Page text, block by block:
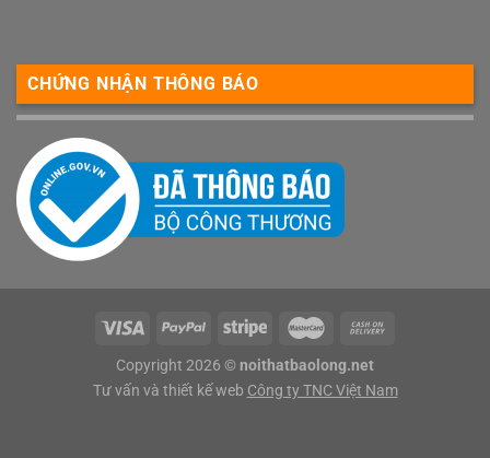
CHỨNG NHẬN THÔNG BÁO
Copyright 2026 © noithatbaolong.net
Tư vấn và thiết kế web Công ty TNC Việt Nam